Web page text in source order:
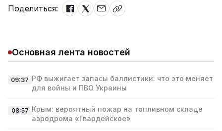
Поделиться:
Основная лента новостей
09:37 РФ выжигает запасы баллистики: что это меняет
для войны и ПВО Украины
08:57 Крым: вероятный пожар на топливном складе
аэродрома «Гвардейское»